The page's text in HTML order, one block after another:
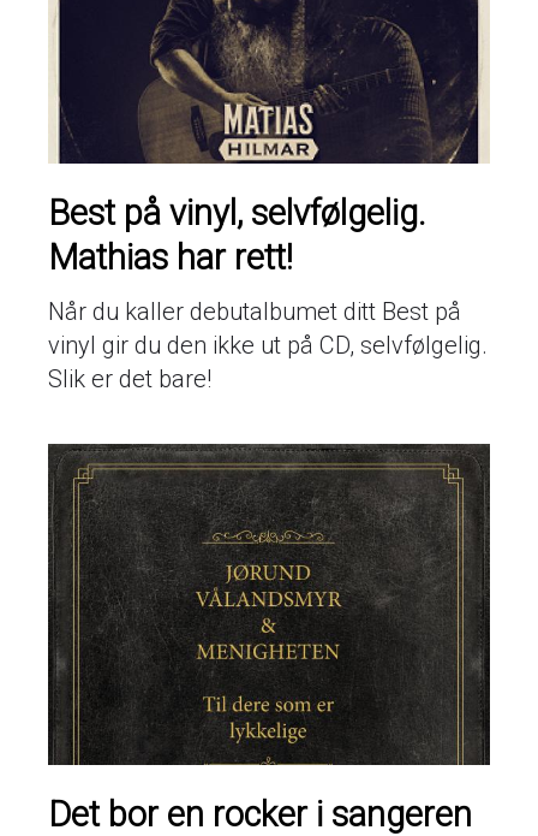
Best på vinyl, selvfølgelig.
Mathias har rett!
Når du kaller debutalbumet ditt Best på
vinyl gir du den ikke ut på CD, selvfølgelig.
Slik er det bare!
Det bor en rocker i sangeren